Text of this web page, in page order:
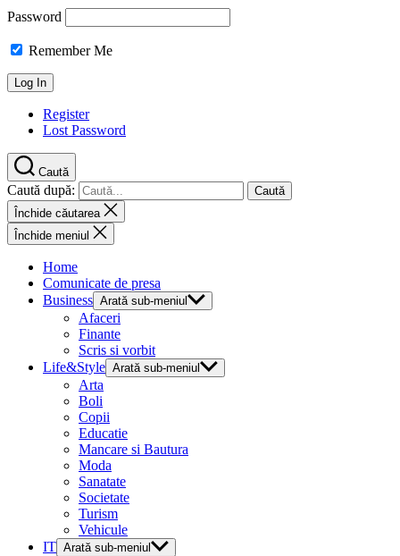
Password
Remember Me
Register
Lost Password
Caută
Caută după:
Închide căutarea
Închide meniul
Home
Comunicate de presa
Business Arată sub-meniul
Afaceri
Finante
Scris si vorbit
Life&Style Arată sub-meniul
Arta
Boli
Copii
Educatie
Mancare si Bautura
Moda
Sanatate
Societate
Turism
Vehicule
IT Arată sub-meniul